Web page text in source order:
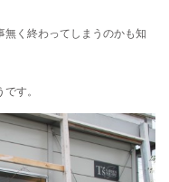
無く終わってしまうのかも知
す。